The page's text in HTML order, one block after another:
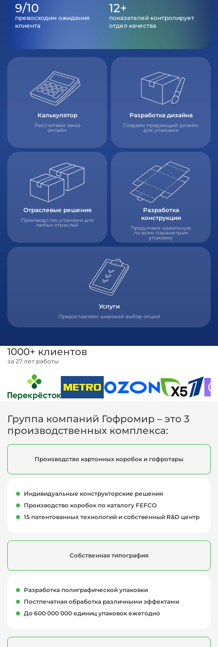
9/10
превосходим ожидания
клиента
12+
показателей контролирует
отдел качества
Калькулятор
Рассчитаем заказ
онлайн
Разработка дизайна
Создаем продающий дизайн
для упаковки
Отраслевые решения
Производство упаковки для
любых отраслей
Разработка
конструкции
Продумаем идеальную
по всем параметрам
упаковку
Услуги
Предоставляем широкий выбор опций
1000+ клиентов
за 27 лет работы
Группа компаний Гофромир – это 3
производственных комплекса:
Производство картонных коробок и гофротары
Индивидуальные конструкторские решения
Производство коробок по каталогу FEFCO
15 патентованных технологий и собственный R&D центр
Собственная типография
Разработка полиграфической упаковки
Постпечатная обработка различными эффектами
До 600 000 000 единиц упаковок ежегодно